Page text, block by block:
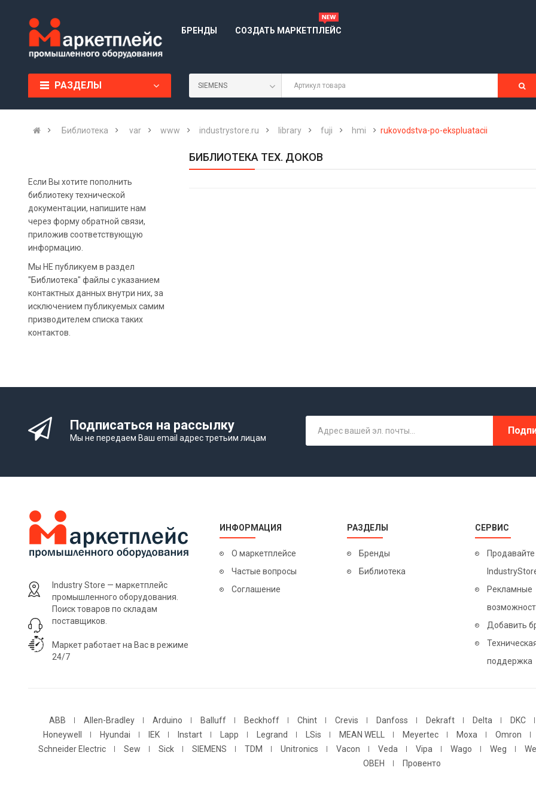
БРЕНДЫ СОЗДАТЬ МАРКЕТПЛЕЙС
РАЗДЕЛЫ
Библиотека var www industrystore.ru library fuji hmi rukovodstva-po-ekspluatacii
Если Вы хотите пополнить
библиотеку технической
документации, напишите нам
через форму обратной связи,
приложив соответствующую
информацию.
Мы НЕ публикуем в раздел
"Библиотека" файлы с указанием
контактных данных внутри них, за
исключением публикуемых самим
призводителем списка таких
контактов.
БИБЛИОТЕКА ТЕХ. ДОКОВ
Подписаться на рассылку
Мы не передаем Ваш email адрес третьим лицам
Industry Store — маркетплейс
промышленного оборудования.
Поиск товаров по складам
поставщиков.
Маркет работает на Вас в режиме
24/7
ИНФОРМАЦИЯ
О маркетплейсе
Частые вопросы
Соглашение
РАЗДЕЛЫ
Бренды
Библиотека
СЕРВИС
Продавайте
Рекламные
Добавить
поддержка
ABB Allen-Bradley Arduino Balluff Beckhoff Chint Crevis Danfoss Dekraft Delta DKC
Honeywell
Hyundai IEK Instart Lapp Legrand LSis MEAN WELL Meyertec Moxa Omron
Schneider Electric
Sew Sick SIEMENS TDM Unitronics Vacon Veda Vipa Wago Weg
ОВЕН
Провенто